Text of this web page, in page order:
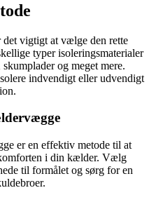
vigtigt at vælge den rette
typer isoleringsmaterialer
og meget mere.
indvendigt eller udvendigt
er en effektiv metode til at
i din kælder. Vælg
til formålet og sørg for en